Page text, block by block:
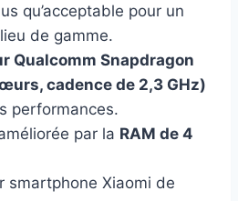
qu’acceptable pour un
de gamme.
Qualcomm Snapdragon
cadence de 2,3 GHz)
performances.
par la RAM de 4
smartphone Xiaomi de